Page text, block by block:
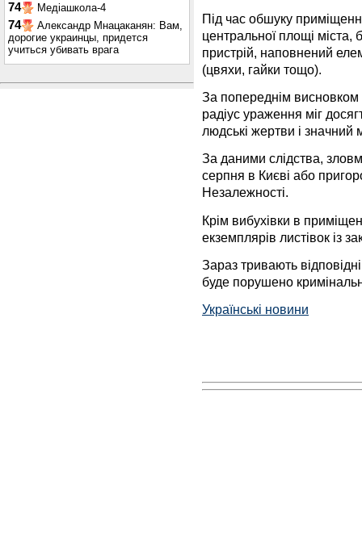
74 Медіашкола-4
74
Александр Мнацаканян: Вам,
дорогие украинцы, придется
учиться убивать врага
Під час обшуку
центральної площі
пристрій, наповнений
(цвяхи, гайки тощо).
За попереднім висновком
радіус ураження міг
людські жертви і значний
За даними слідства,
серпня в Києві або
Незалежності.
Крім вибухівки в
екземплярів листівок із
Зараз тривають
буде порушено
Українські новини